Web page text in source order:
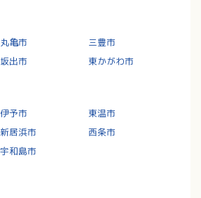
丸亀市
三豊市
坂出市 東かがわ市
伊予市
東温市
新居浜市
西条市
宇和島市